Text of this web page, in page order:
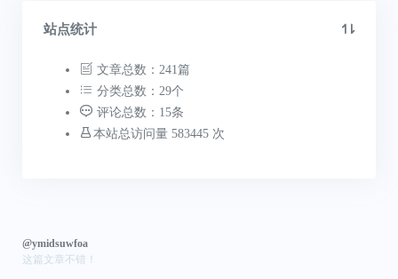
站点统计
文章总数：241篇
分类总数：29个
评论总数：15条
本站总访问量 583445 次
@ymidsuwfoa
这篇文章不错！